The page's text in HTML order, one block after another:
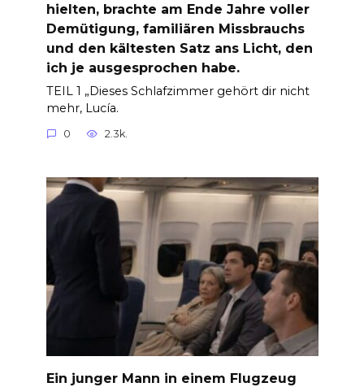
hielten, brachte am Ende Jahre voller
Demütigung, familiären Missbrauchs
und den kältesten Satz ans Licht, den
ich je ausgesprochen habe.
TEIL 1 „Dieses Schlafzimmer gehört dir nicht
mehr, Lucía.
0 2.3k.
Ein junger Mann in einem Flugzeug